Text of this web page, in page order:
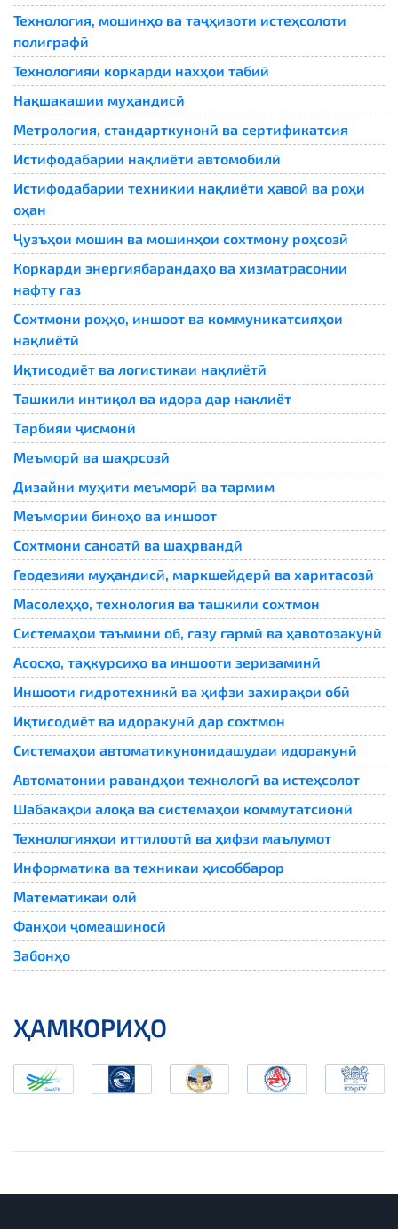
Технология, мошинҳо ва таҷҳизоти истеҳсолоти
полиграфӣ
Технологияи коркарди нахҳои табиӣ
Нақшакашии муҳандисӣ
Метрология, стандарткунонӣ ва сертификатсия
Истифодабарии нақлиёти автомобилӣ
Истифодабарии техникии нақлиёти ҳавоӣ ва роҳи
оҳан
Ҷузъҳои мошин ва мошинҳои сохтмону роҳсозӣ
Коркарди энергиябарандаҳо ва хизматрасонии
нафту газ
Сохтмони роҳҳо, иншоот ва коммуникатсияҳои
нақлиётӣ
Иқтисодиёт ва логистикаи нақлиётӣ
Ташкили интиқол ва идора дар нақлиёт
Тарбияи ҷисмонӣ
Меъморӣ ва шаҳрсозӣ
Дизайни муҳити меъморӣ ва тармим
Меъмории биноҳо ва иншоот
Сохтмони саноатӣ ва шаҳрвандӣ
Геодезияи муҳандисӣ, маркшейдерӣ ва харитасозӣ
Масолеҳҳо, технология ва ташкили сохтмон
Системаҳои таъмини об, газу гармӣ ва ҳавотозакунӣ
Асосҳо, таҳкурсиҳо ва иншооти зеризаминӣ
Иншооти гидротехникӣ ва ҳифзи захираҳои обӣ
Иқтисодиёт ва идоракунӣ дар сохтмон
Системаҳои автоматикунонидашудаи идоракунӣ
Автоматонии равандҳои технологӣ ва истеҳсолот
Шабакаҳои алоқа ва системаҳои коммутатсионӣ
Технологияҳои иттилоотӣ ва ҳифзи маълумот
Информатика ва техникаи ҳисоббарор
Математикаи олӣ
Фанҳои ҷомеашиносӣ
Забонҳо
ҲАМКОРИҲО